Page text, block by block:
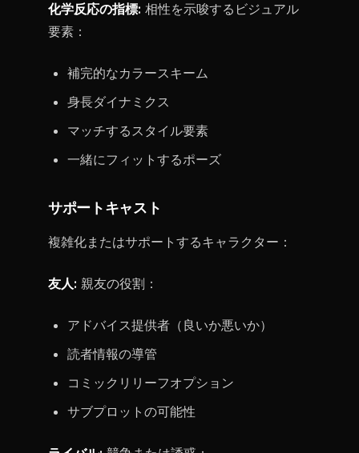
化学反応の指標: 相性を示唆するビジュアル
要素：
補完的なカラースキーム
身長ダイナミクス
マッチするスタイル要素
一緒にフィットするポーズ
サポートキャスト
複雑化またはサポートするキャラクター：
友人: 親友の役割：
アドバイス提供者（良いか悪いか）
読者情報の導管
コミックリリーフオプション
サブプロットの可能性